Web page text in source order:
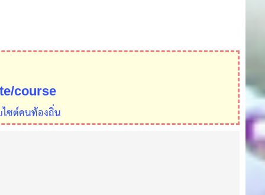
course
ไซต์คนท้องถิ่น